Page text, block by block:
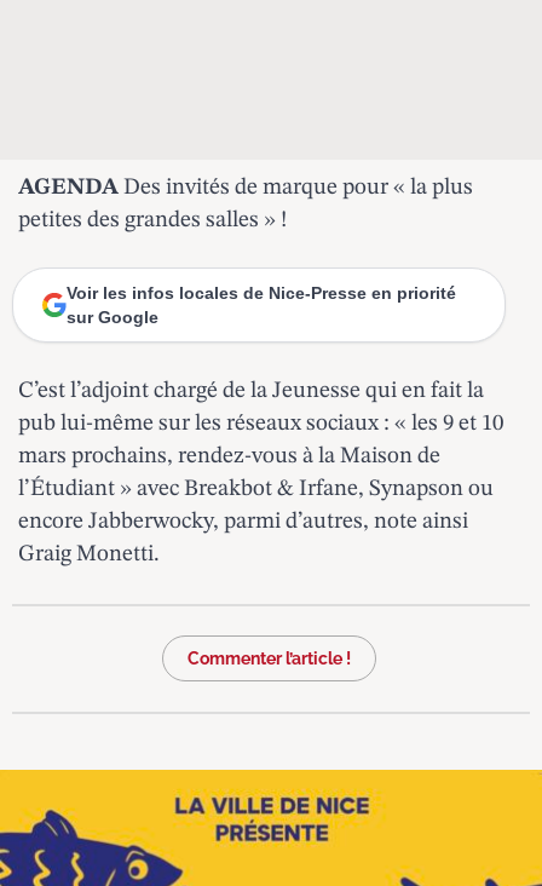
AGENDA Des invités de marque pour « la plus
petites des grandes salles » !
Voir les infos locales de Nice-Presse en priorité
sur Google
C’est l’adjoint chargé de la Jeunesse qui en fait la
pub lui-même sur les réseaux sociaux : « les 9 et 10
mars prochains, rendez-vous à la Maison de
l’Étudiant » avec Breakbot & Irfane, Synapson ou
encore Jabberwocky, parmi d’autres, note ainsi
Graig Monetti.
Commenter l’article !